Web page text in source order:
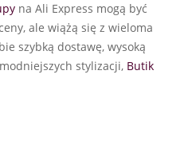
na Ali Express mogą być
ale wiążą się z wieloma
szybką dostawę, wysoką
stylizacji, Butik